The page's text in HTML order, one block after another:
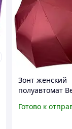
Зонт женский
полуавтомат
небо", 10 спиц
Готово к